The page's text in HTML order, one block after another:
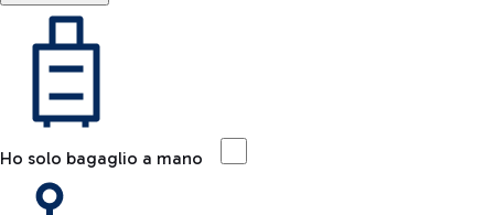
Ho solo bagaglio a mano